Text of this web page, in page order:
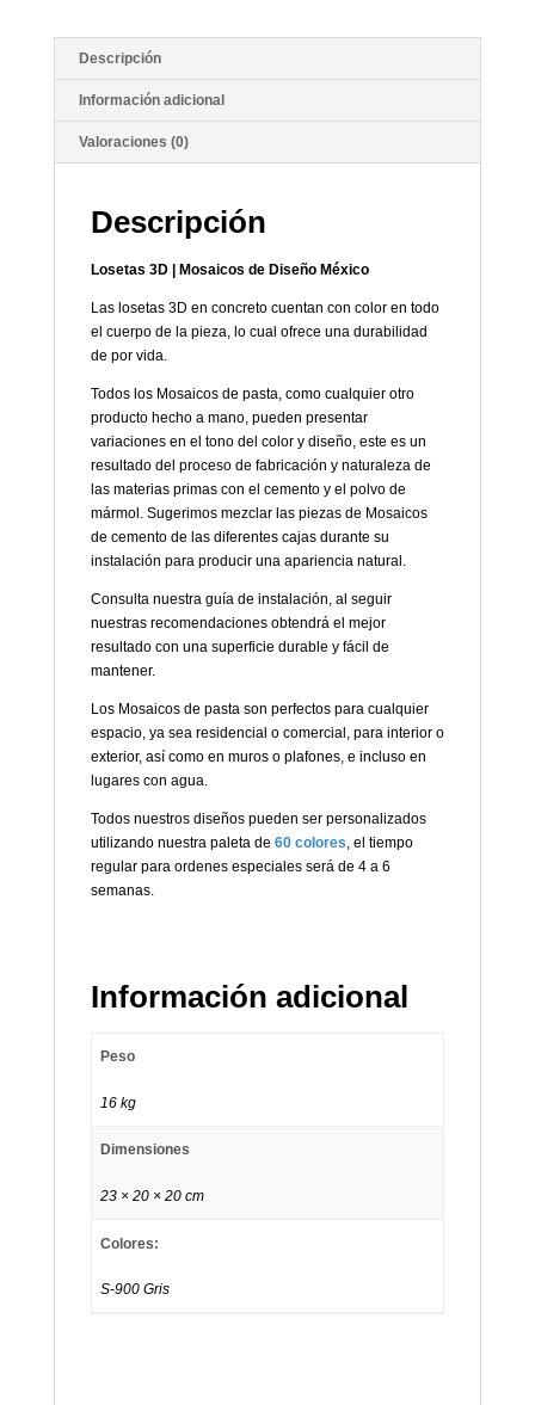
Descripción
Información adicional
Valoraciones (0)
Descripción
Losetas 3D | Mosaicos de Diseño México
Las losetas 3D en concreto cuentan con color en todo
el cuerpo de la pieza, lo cual ofrece una durabilidad
de por vida.
Todos los Mosaicos de pasta, como cualquier otro
producto hecho a mano, pueden presentar
variaciones en el tono del color y diseño, este es un
resultado del proceso de fabricación y naturaleza de
las materias primas con el cemento y el polvo de
mármol. Sugerimos mezclar las piezas de Mosaicos
de cemento de las diferentes cajas durante su
instalación para producir una apariencia natural.
Consulta nuestra guía de instalación, al seguir
nuestras recomendaciones obtendrá el mejor
resultado con una superficie durable y fácil de
mantener.
Los Mosaicos de pasta son perfectos para cualquier
espacio, ya sea residencial o comercial, para interior o
exterior, así como en muros o plafones, e incluso en
lugares con agua.
Todos nuestros diseños pueden ser personalizados
utilizando nuestra paleta de 60 colores, el tiempo
regular para ordenes especiales será de 4 a 6
semanas.
Información adicional
Peso
16 kg
Dimensiones
23 × 20 × 20 cm
Colores:
S-900 Gris